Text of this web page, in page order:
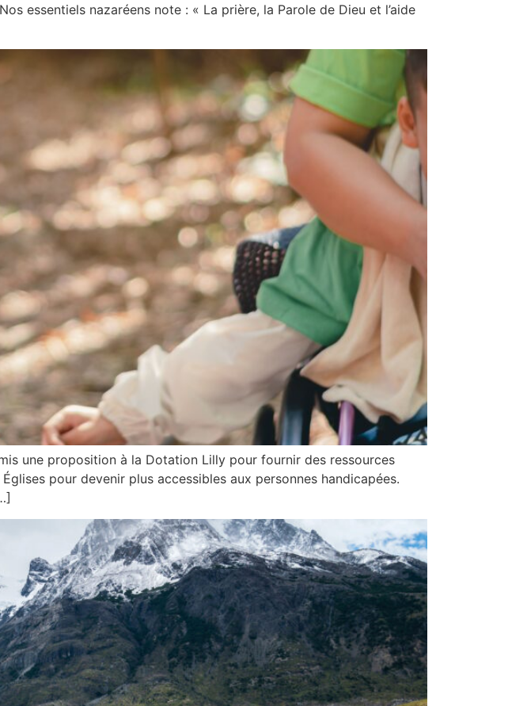
essentiels nazaréens note : « La prière, la Parole de Dieu et l’aide
une proposition à la Dotation Lilly pour fournir des ressources
pour devenir plus accessibles aux personnes handicapées.